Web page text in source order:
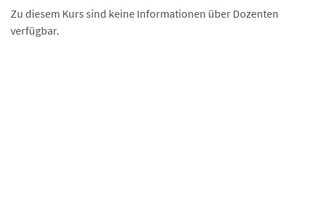
Zu diesem Kurs sind keine Informationen über Dozenten
verfügbar.